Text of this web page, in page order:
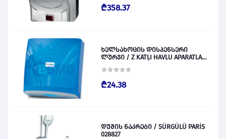
₾358.37
ხელსახოცის დისპენსერი
ლურჯი / Z KATLI HAVLU APARATLARI
₾24.38
დუშის ნაკრები / SÜRGÜLÜ PARİS
028827